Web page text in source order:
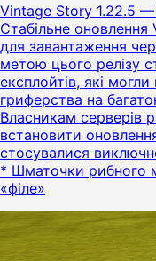
Vintage Story 1.22.5 —
Стабільне
для завантаження
метою цього релізу
експлойтів, які
гриферства на
Власникам серверів
встановити
стосувалися
* Шматочки рибного
«філе»